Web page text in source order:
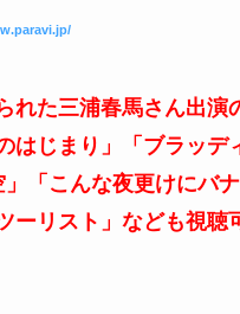
れた三浦春馬さん出演
はじまり」「ブラッデ
「こんな夜更けにバナ
ーリスト」なども視聴